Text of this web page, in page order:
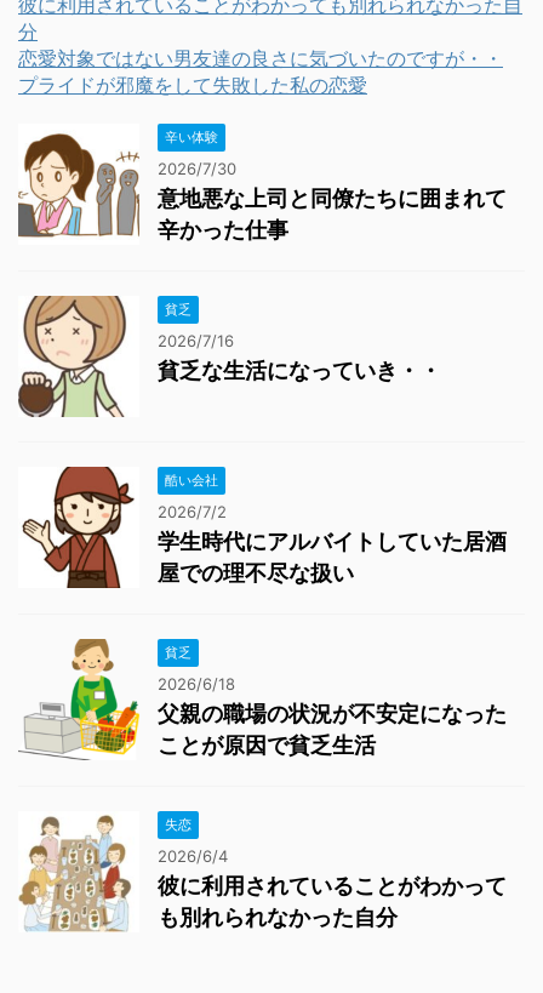
彼に利用されていることがわかっても別れられなかった自
分
恋愛対象ではない男友達の良さに気づいたのですが・・
プライドが邪魔をして失敗した私の恋愛
辛い体験
2026/7/30
意地悪な上司と同僚たちに囲まれて
辛かった仕事
貧乏
2026/7/16
貧乏な生活になっていき・・
酷い会社
2026/7/2
学生時代にアルバイトしていた居酒
屋での理不尽な扱い
貧乏
2026/6/18
父親の職場の状況が不安定になった
ことが原因で貧乏生活
失恋
2026/6/4
彼に利用されていることがわかって
も別れられなかった自分